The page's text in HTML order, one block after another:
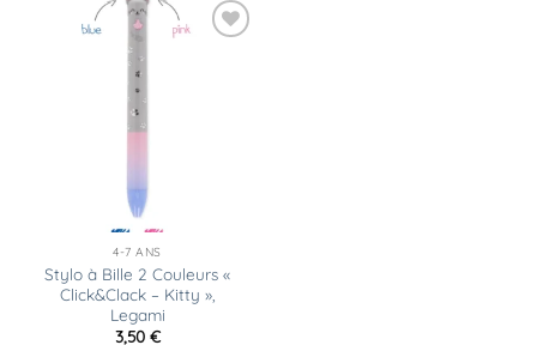
4-7 ANS
Stylo à Bille 2 Couleurs «
Click&Clack – Kitty »,
Legami
3,50 €